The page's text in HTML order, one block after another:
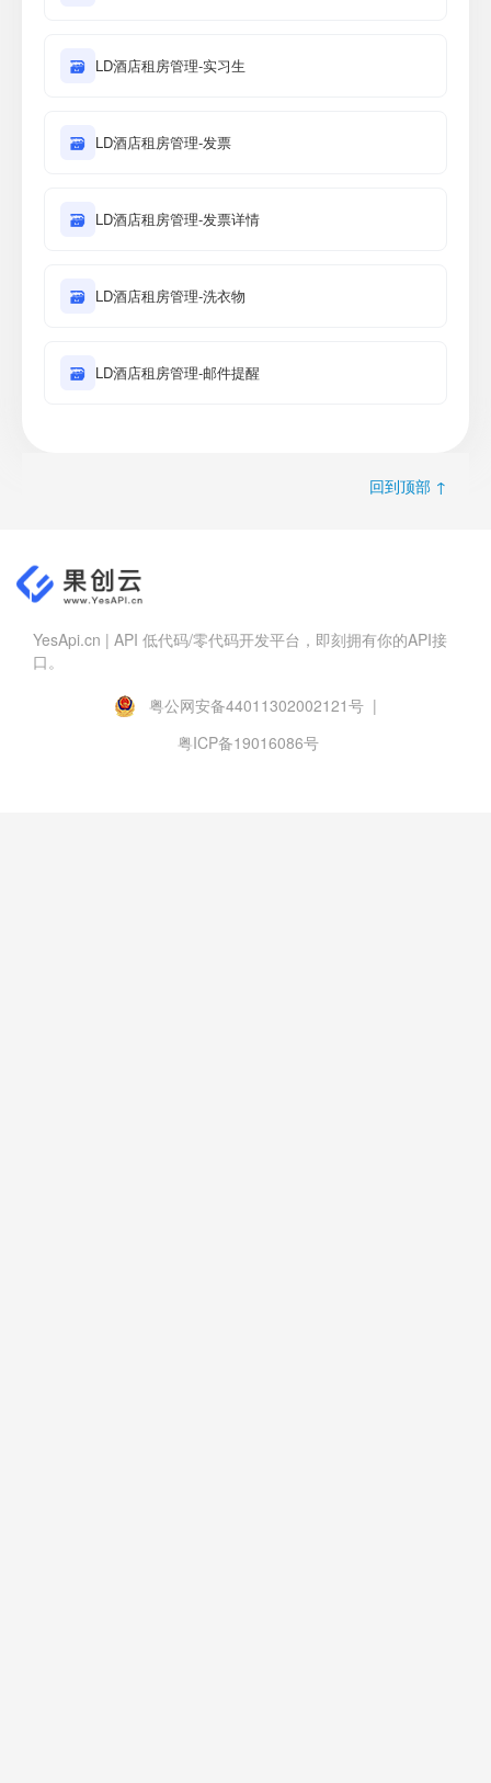
🗃 LD酒店租房管理-实习生
🗃 LD酒店租房管理-发票
🗃 LD酒店租房管理-发票详情
🗃 LD酒店租房管理-洗衣物
🗃 LD酒店租房管理-邮件提醒
回到顶部 ↑
YesApi.cn | API 低代码/零代码开发平台，即刻拥有你的API接
口。
粤公网安备44011302002121号 |
粤ICP备19016086号